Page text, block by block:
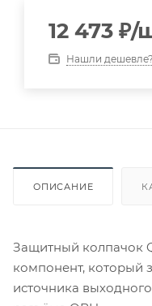
12 473 ₽/
Нашли дешевле?
ОПИСАНИЕ
Защитный колпачок
компонент, который
источника